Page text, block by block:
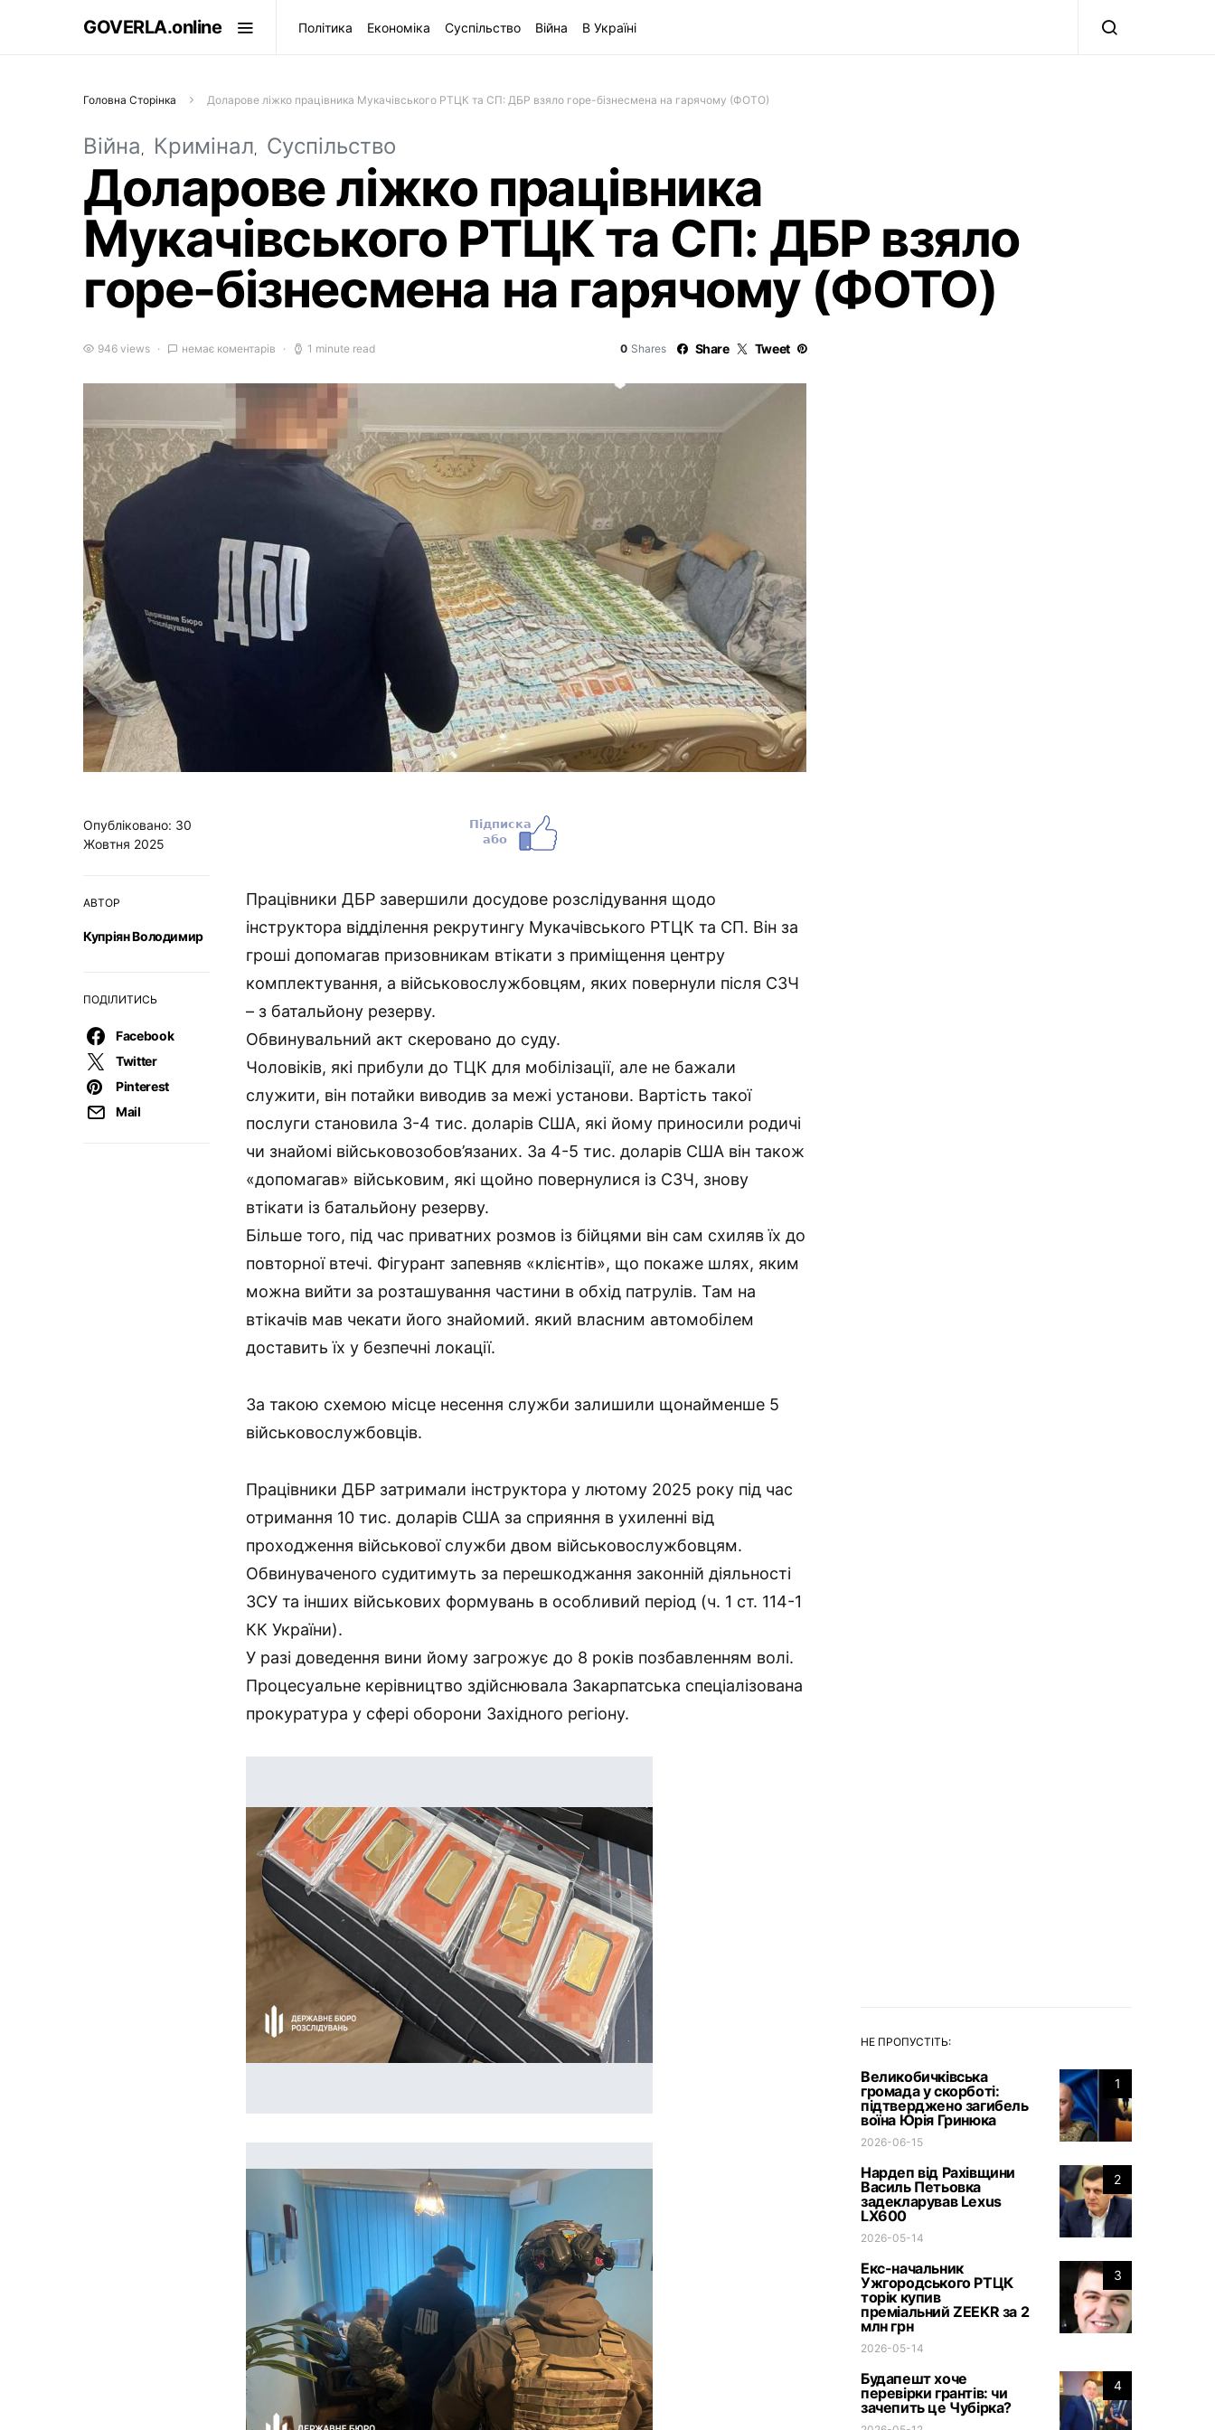
GOVERLA.online Політика Економіка Суспільство Війна В Україні
Головна Сторінка Доларове ліжко працівника Мукачівського РТЦК та СП: ДБР взяло горе-бізнесмена на гарячому (ФОТО)
Війна Кримінал Суспільство
Доларове ліжко працівника
Мукачівського РТЦК та СП: ДБР взяло
горе-бізнесмена на гарячому (ФОТО)
946 views немає коментарів 1 minute read 0 Shares Share Tweet
Опубліковано: 30
Жовтня 2025
АВТОР
Купріян Володимир
ПОДІЛИТИСЬ
Facebook
Twitter
Pinterest
Mail
Працівники ДБР завершили досудове розслідування щодо
інструктора відділення рекрутингу Мукачівського РТЦК та СП. Він за
гроші допомагав призовникам втікати з приміщення центру
комплектування, а військовослужбовцям, яких повернули після СЗЧ
– з батальйону резерву.
Обвинувальний акт скеровано до суду.
Чоловіків, які прибули до ТЦК для мобілізації, але не бажали
служити, він потайки виводив за межі установи. Вартість такої
послуги становила 3-4 тис. доларів США, які йому приносили родичі
чи знайомі військовозобов’язаних. За 4-5 тис. доларів США він також
«допомагав» військовим, які щойно повернулися із СЗЧ, знову
втікати із батальйону резерву.
Більше того, під час приватних розмов із бійцями він сам схиляв їх до
повторної втечі. Фігурант запевняв «клієнтів», що покаже шлях, яким
можна вийти за розташування частини в обхід патрулів. Там на
втікачів мав чекати його знайомий. який власним автомобілем
доставить їх у безпечні локації.
За такою схемою місце несення служби залишили щонайменше 5
військовослужбовців.
Працівники ДБР затримали інструктора у лютому 2025 року під час
отримання 10 тис. доларів США за сприяння в ухиленні від
проходження військової служби двом військовослужбовцям.
Обвинуваченого судитимуть за перешкоджання законній діяльності
ЗСУ та інших військових формувань в особливий період (ч. 1 ст. 114-1
КК України).
У разі доведення вини йому загрожує до 8 років позбавленням волі.
Процесуальне керівництво здійснювала Закарпатська спеціалізована
прокуратура у сфері оборони Західного регіону.
НЕ ПРОПУСТІТЬ:
1
Великобичківська
громада у скорботі:
підтверджено загибель
воїна Юрія Гринюка
2026-06-15
2
Нардеп від Рахівщини
Василь Петьовка
задекларував Lexus
LX600
2026-05-14
3
Екс-начальник
Ужгородського РТЦК
торік купив
преміальний ZEEKR за 2
млн грн
2026-05-14
4
Будапешт хоче
перевірки грантів: чи
зачепить це Чубірка?